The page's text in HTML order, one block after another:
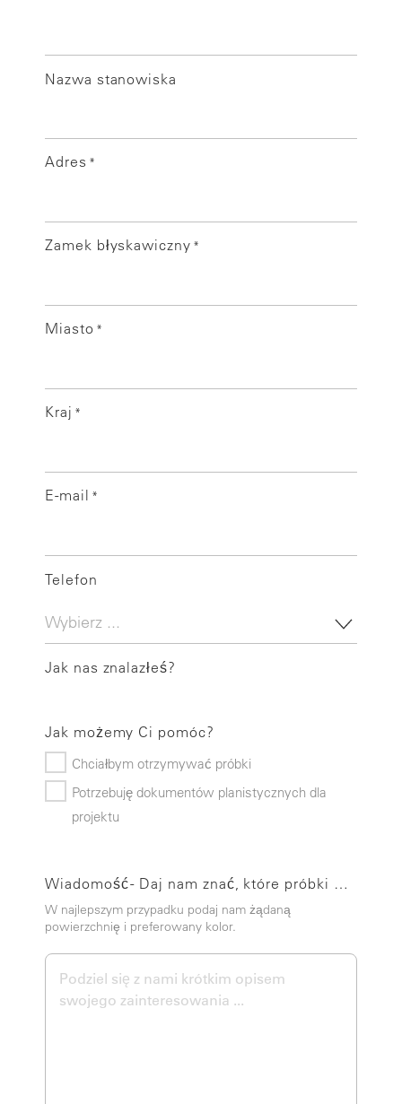
Nazwa stanowiska
Adres *
Zamek błyskawiczny *
Miasto *
Kraj *
E-mail *
Telefon
Jak nas znalazłeś?
Jak możemy Ci pomóc?
Chciałbym otrzymywać próbki
Potrzebuję dokumentów planistycznych dla
projektu
Wiadomość - Daj nam znać, które próbki możemy wysłać.
W najlepszym przypadku podaj nam żądaną
powierzchnię i preferowany kolor.